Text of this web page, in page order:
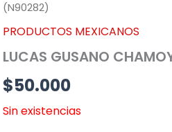
(N90282)
PRODUCTOS MEXICANOS
LUCAS GUSANO
$50.000
Sin existencias